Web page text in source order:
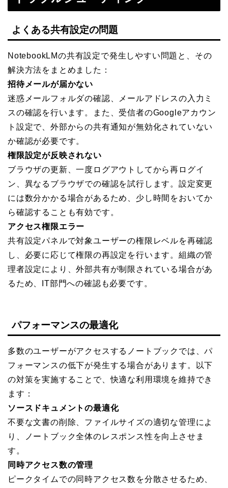
よくある共有設定の問題
NotebookLMの共有設定で発生しやすい問題と、その
解決方法をまとめました：
招待メールが届かない
迷惑メールフォルダの確認、メールアドレスの入力ミ
スの確認を行います。また、受信者のGoogleアカウン
ト設定で、外部からの共有通知が無効化されていない
か確認が必要です。
権限設定が反映されない
ブラウザの更新、一度ログアウトしてから再ログイ
ン、異なるブラウザでの確認を試行します。設定変更
には数分かかる場合があるため、少し時間をおいてか
ら確認することも有効です。
アクセス権限エラー
共有設定パネルで対象ユーザーの権限レベルを再確認
し、必要に応じて権限の再設定を行います。組織の管
理者設定により、外部共有が制限されている場合があ
るため、IT部門への確認も必要です。
パフォーマンスの最適化
多数のユーザーがアクセスするノートブックでは、パ
フォーマンスの低下が発生する場合があります。以下
の対策を実施することで、快適な利用環境を維持でき
ます：
ソースドキュメントの最適化
不要な文書の削除、ファイルサイズの適切な管理によ
り、ノートブック全体のレスポンス性を向上させま
す。
同時アクセス数の管理
ピークタイムでの同時アクセス数を分散させるため、